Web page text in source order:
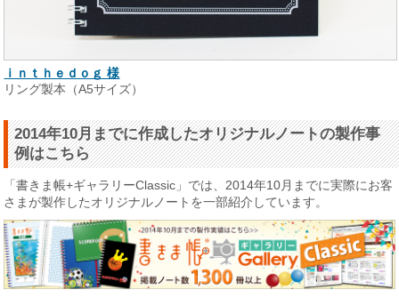
ｉｎｔｈｅｄｏｇ 様
リング製本（A5サイズ）
2014年10月までに作成したオリジナルノートの製作事
例はこちら
「書きま帳+ギャラリーClassic」では、2014年10月までに実際にお客
さまが製作したオリジナルノートを一部紹介しています。